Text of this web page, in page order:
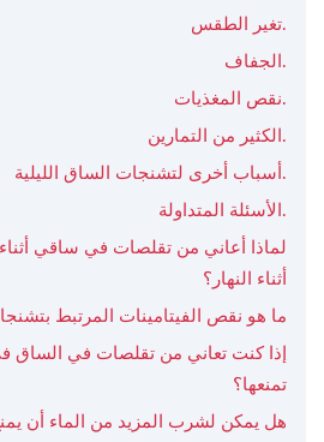
تغير الطقس.
الجفاف.
نقص المغذيات.
الكثير من التمارين.
أسباب أخرى لتشنجات الساق الليلية.
الأسئلة المتداولة.
أثناء النهار؟
2. ما هو نقص الفيتامينات المرتبط
تمنعها؟